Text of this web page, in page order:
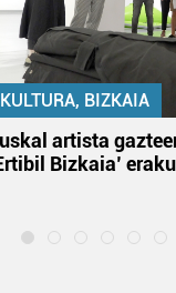
KULTURA, BIZKAIA
artista
Bizkaia’